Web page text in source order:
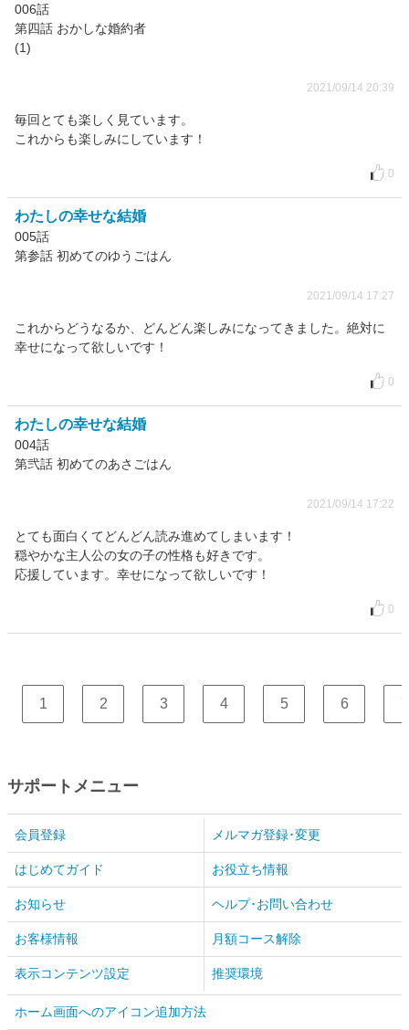
006話
第四話 おかしな婚約者
(1)
2021/09/14 20:39
毎回とても楽しく見ています。
これからも楽しみにしています！
0
わたしの幸せな結婚
005話
第参話 初めてのゆうごはん
2021/09/14 17:27
これからどうなるか、どんどん楽しみになってきました。絶対に
幸せになって欲しいです！
0
わたしの幸せな結婚
004話
第弐話 初めてのあさごはん
2021/09/14 17:22
とても面白くてどんどん読み進めてしまいます！
穏やかな主人公の女の子の性格も好きです。
応援しています。幸せになって欲しいです！
0
1 2 3 4 5 6 7
サポートメニュー
会員登録 メルマガ登録･変更
はじめてガイド お役立ち情報
お知らせ ヘルプ･お問い合わせ
お客様情報 月額コース解除
表示コンテンツ設定 推奨環境
ホーム画面へのアイコン追加方法